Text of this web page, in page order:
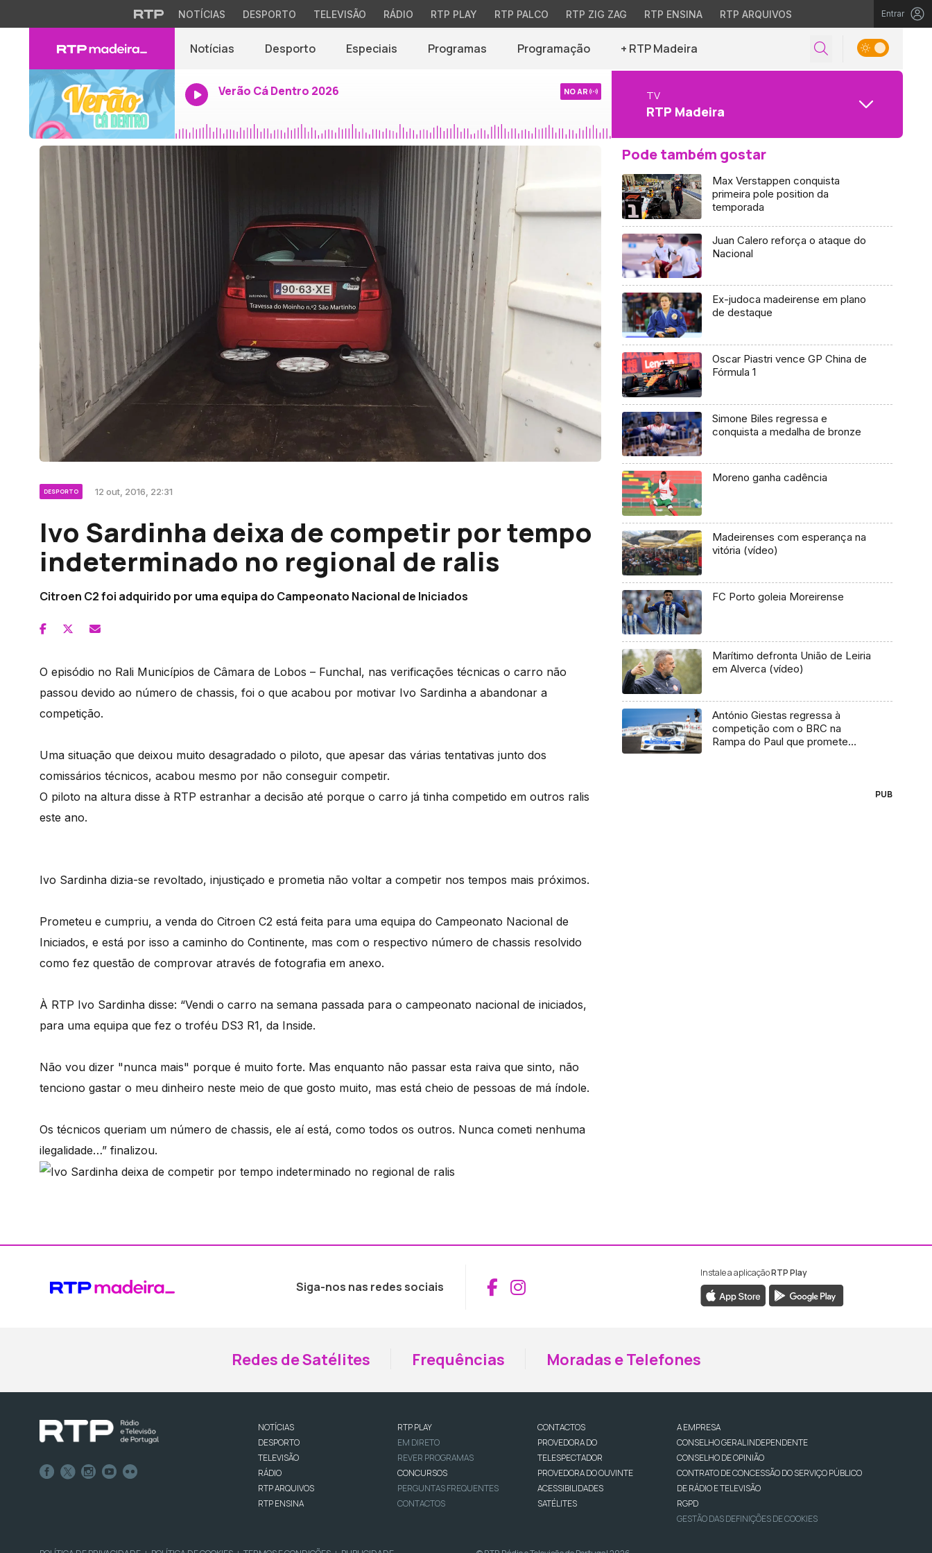
NOTÍCIAS DESPORTO TELEVISÃO RÁDIO RTP PLAY RTP PALCO RTP ZIG ZAG RTP ENSINA RTP ARQUIVOS Entrar
Notícias Desporto Especiais Programas Programação + RTP Madeira
Verão Cá Dentro 2026 NO AR TV
RTP Madeira
DESPORTO 12 out, 2016, 22:31
Ivo Sardinha deixa de competir por tempo
indeterminado no regional de ralis
Citroen C2 foi adquirido por uma equipa do Campeonato Nacional de Iniciados
O episódio no Rali Municípios de Câmara de Lobos – Funchal, nas verificações técnicas o carro não
passou devido ao número de chassis, foi o que acabou por motivar Ivo Sardinha a abandonar a
competição.
Uma situação que deixou muito desagradado o piloto, que apesar das várias tentativas junto dos
comissários técnicos, acabou mesmo por não conseguir competir.
O piloto na altura disse à RTP estranhar a decisão até porque o carro já tinha competido em outros ralis
este ano.
Ivo Sardinha dizia-se revoltado, injustiçado e prometia não voltar a competir nos tempos mais próximos.
Prometeu e cumpriu, a venda do Citroen C2 está feita para uma equipa do Campeonato Nacional de
Iniciados, e está por isso a caminho do Continente, mas com o respectivo número de chassis resolvido
como fez questão de comprovar através de fotografia em anexo.
À RTP Ivo Sardinha disse: “Vendi o carro na semana passada para o campeonato nacional de iniciados,
para uma equipa que fez o troféu DS3 R1, da Inside.
Não vou dizer "nunca mais" porque é muito forte. Mas enquanto não passar esta raiva que sinto, não
tenciono gastar o meu dinheiro neste meio de que gosto muito, mas está cheio de pessoas de má índole.
Os técnicos queriam um número de chassis, ele aí está, como todos os outros. Nunca cometi nenhuma
ilegalidade…” finalizou.
Pode também gostar
Max Verstappen conquista
primeira pole position da
temporada
Juan Calero reforça o ataque do
Nacional
Ex-judoca madeirense em plano
de destaque
Oscar Piastri vence GP China de
Fórmula 1
Simone Biles regressa e
conquista a medalha de bronze
Moreno ganha cadência
Madeirenses com esperança na
vitória (vídeo)
FC Porto goleia Moreirense
Marítimo defronta União de Leiria
em Alverca (vídeo)
António Giestas regressa à
competição com o BRC na
Rampa do Paul que promete
PUB
Siga-nos nas redes sociais Aceder ao Facebook da RTP Madeira
Aceder ao Instagram da RTP Madeira
Instale a aplicaçãoRTP Play
Redes de Satélites Frequências Moradas e Telefones
NOTÍCIAS
DESPORTO
TELEVISÃO
RÁDIO
RTP ARQUIVOS
RTP ENSINA
RTP PLAY
EM DIRETO
REVER PROGRAMAS
CONCURSOS
PERGUNTAS FREQUENTES
CONTACTOS
CONTACTOS
PROVEDORA DO
TELESPECTADOR
PROVEDORA DO OUVINTE
ACESSIBILIDADES
SATÉLITES
A EMPRESA
CONSELHO GERAL INDEPENDENTE
CONSELHO DE OPINIÃO
CONTRATO DE CONCESSÃO DO SERVIÇO PÚBLICO
DE RÁDIO E TELEVISÃO
RGPD
GESTÃO DAS DEFINIÇÕES DE COOKIES